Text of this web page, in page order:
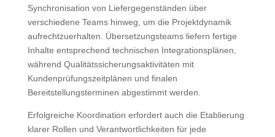
Synchronisation von Liefergegenständen über
verschiedene Teams hinweg, um die Projektdynamik
aufrechtzuerhalten. Übersetzungsteams liefern fertige
Inhalte entsprechend technischen Integrationsplänen,
während Qualitätssicherungsaktivitäten mit
Kundenprüfungszeitplänen und finalen
Bereitstellungsterminen abgestimmt werden.
Erfolgreiche Koordination erfordert auch die Etablierung
klarer Rollen und Verantwortlichkeiten für jede